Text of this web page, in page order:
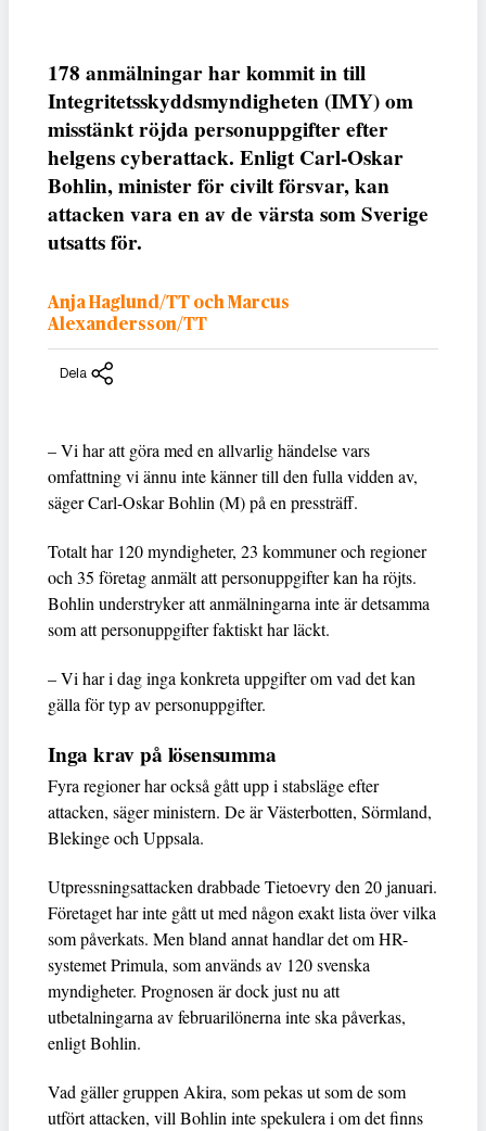
178 anmälningar har kommit in till
Integritetsskyddsmyndigheten (IMY) om
misstänkt röjda personuppgifter efter
helgens cyberattack. Enligt Carl-Oskar
Bohlin, minister för civilt försvar, kan
attacken vara en av de värsta som Sverige
utsatts för.
Anja Haglund/TT och Marcus
Alexandersson/TT
Dela
– Vi har att göra med en allvarlig händelse vars
omfattning vi ännu inte känner till den fulla vidden av,
säger Carl-Oskar Bohlin (M) på en pressträff.
Totalt har 120 myndigheter, 23 kommuner och regioner
och 35 företag anmält att personuppgifter kan ha röjts.
Bohlin understryker att anmälningarna inte är detsamma
som att personuppgifter faktiskt har läckt.
– Vi har i dag inga konkreta uppgifter om vad det kan
gälla för typ av personuppgifter.
Inga krav på lösensumma
Fyra regioner har också gått upp i stabsläge efter
attacken, säger ministern. De är Västerbotten, Sörmland,
Blekinge och Uppsala.
Utpressningsattacken drabbade Tietoevry den 20 januari.
Företaget har inte gått ut med någon exakt lista över vilka
som påverkats. Men bland annat handlar det om HR-
systemet Primula, som används av 120 svenska
myndigheter. Prognosen är dock just nu att
utbetalningarna av februarilönerna inte ska påverkas,
enligt Bohlin.
Vad gäller gruppen Akira, som pekas ut som de som
utfört attacken, vill Bohlin inte spekulera i om det finns